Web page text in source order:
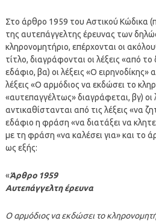
Στο άρθρο 1959 του Αστικού Κώδικα
της αυτεπάγγελτης έρευνας των
κληρονομητήριο, επέρχονται οι
τίτλο, διαγράφονται οι λέξεις «από
εδάφιο, βα) οι λέξεις «Ο ειρηνοδίκης»
λέξεις «Ο αρμόδιος να εκδώσει το
«αυτεπαγγέλτως» διαγράφεται, βγ) οι
αντικαθίστανται από τις λέξεις «να
εδάφιο η φράση «να διατάξει να
με τη φράση «να καλέσει για» και το
ως εξής:
«Άρθρο 1959
Αυτεπάγγελτη έρευνα
Ο αρμόδιος να εκδώσει το